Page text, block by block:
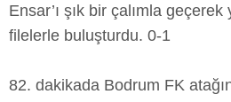
Ensar’ı şık bir çalımla geçerek
filelerle buluşturdu. 0-1
82. dakikada Bodrum FK